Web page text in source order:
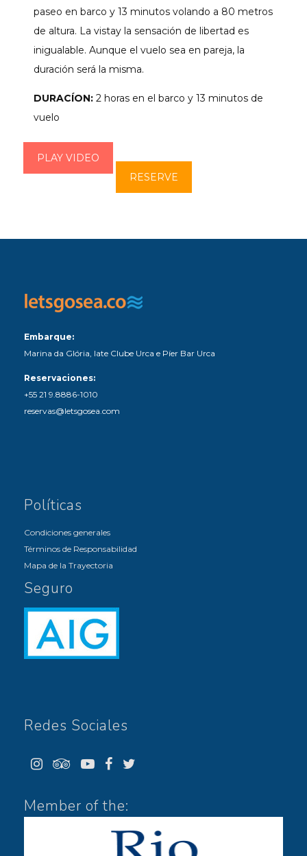
paseo en barco y 13 minutos volando a 80 metros
de altura. La vistay la sensación de libertad es
inigualable. Aunque el vuelo sea en pareja, la
duración será la misma.
DURACÍON: 2 horas en el barco y 13 minutos de
vuelo
PLAY VIDEO
RESERVE
Embarque:
Marina da Glória, Iate Clube Urca e Píer Bar Urca
Reservaciones:
+55 21 9.8886-1010
reservas@letsgosea.com
Políticas
Condiciones generales
Términos de Responsabilidad
Mapa de la Trayectoria
Seguro
Redes Sociales
Member of the: